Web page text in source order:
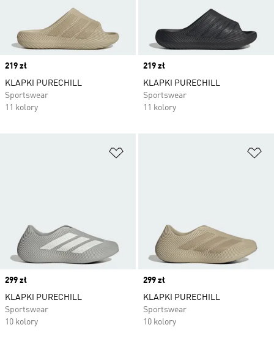
Price
219 zł
KLAPKI PURECHILL
Sportswear
11 kolory
Price
219 zł
KLAPKI PURECHILL
Sportswear
11 kolory
Price
299 zł
KLAPKI PURECHILL
Sportswear
10 kolory
Price
299 zł
KLAPKI PURECHILL
Sportswear
10 kolory